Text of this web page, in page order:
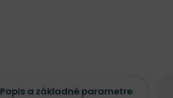
Popis a základné parametre